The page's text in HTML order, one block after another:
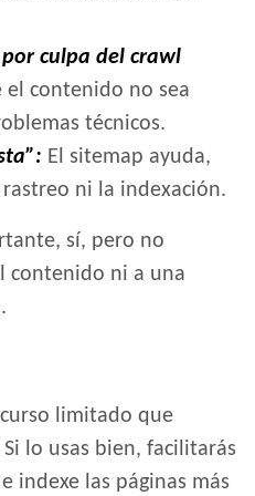
por culpa del crawl
el contenido no sea
técnicos.
El sitemap ayuda,
ni la indexación.
sí, pero no
contenido ni a una
limitado que
lo usas bien, facilitarás
indexe las páginas más